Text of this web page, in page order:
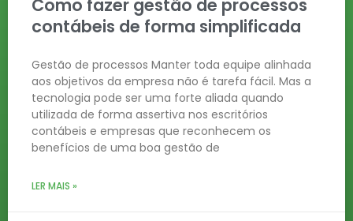
Como fazer gestão de processos
contábeis de forma simplificada
Gestão de processos Manter toda equipe alinhada
aos objetivos da empresa não é tarefa fácil. Mas a
tecnologia pode ser uma forte aliada quando
utilizada de forma assertiva nos escritórios
contábeis e empresas que reconhecem os
benefícios de uma boa gestão de
LER MAIS »